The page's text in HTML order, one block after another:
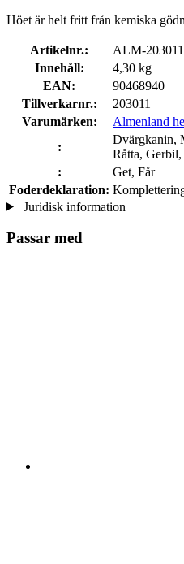
Höet är helt fritt från kemiska
Artikelnr.:
ALM-203011
Innehåll:
4,30 kg
EAN:
90468940
Tillverkarnr.:
203011
Varumärken:
Almenland
:
Dvärgkanin,
Råtta,
:
Get, Får
Foderdeklaration:
Juridisk information
Passar med